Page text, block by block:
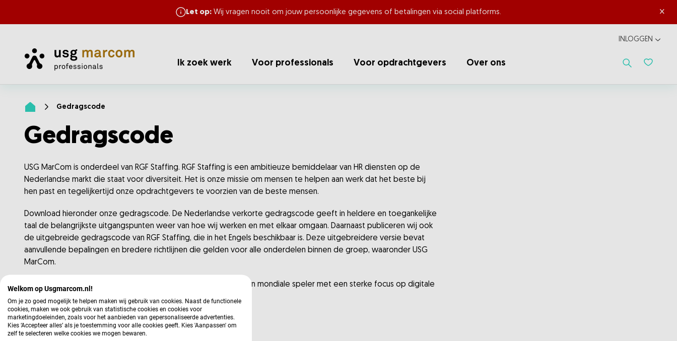
×
Let op: Wij vragen nooit om jouw persoonlijke gegevens of betalingen via social platforms.
Home
Ik zoek werk Voor professionals Voor opdrachtgevers Over ons
INLOGGEN
Gedragscode
Gedragscode
USG MarCom is onderdeel van RGF Staffing. RGF Staffing is een ambitieuze bemiddelaar van HR diensten op de
Nederlandse markt die staat voor diversiteit. Het is onze missie om mensen te helpen aan werk dat het beste bij
hen past en tegelijkertijd onze opdrachtgevers te voorzien van de beste mensen.
Download hieronder onze gedragscode. De Nederlandse verkorte gedragscode geeft in heldere en toegankelijke
taal de belangrijkste uitgangspunten weer van hoe wij werken en met elkaar omgaan. Daarnaast publiceren wij ook
de uitgebreide gedragscode van RGF Staffing, die in het Engels beschikbaar is. Deze uitgebreidere versie bevat
aanvullende bepalingen en bredere richtlijnen die gelden voor alle onderdelen binnen de groep, waaronder USG
MarCom.
RGF Staffing is onderdeel van Recruit Holdings (Tokyo, Japan) een mondiale speler met een sterke focus op digitale
dienstverlening.
Download onze gedragscode
Welkom op Usgmarcom.nl!
Om je zo goed mogelijk te helpen maken wij gebruik van cookies. Naast de functionele
cookies, maken we ook gebruik van statistische cookies en cookies voor
marketingdoeleinden, zoals voor het aanbieden van gepersonaliseerde advertenties.
Kies ‘Accepteer alles’ als je toestemming voor alle cookies geeft. Kies 'Aanpassen' om
zelf te selecteren welke cookies we mogen bewaren.